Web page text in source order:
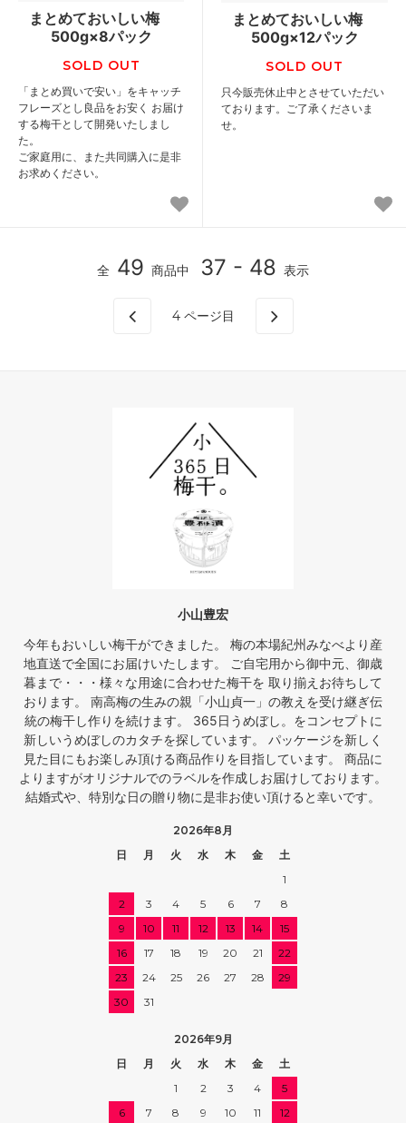
まとめておいしい梅
500g×8パック
SOLD OUT
「まとめ買いで安い」をキャッチ
フレーズとし良品をお安く お届け
する梅干として開発いたしまし
た。
ご家庭用に、また共同購入に是非
お求めください。
まとめておいしい梅
500g×12パック
SOLD OUT
只今販売休止中とさせていただい
ております。ご了承くださいま
せ。
全 49 商品中 37 - 48 表示
4 ページ目
小山豊宏
今年もおいしい梅干ができました。 梅の本場紀州みなべより産
地直送で全国にお届けいたします。 ご自宅用から御中元、御歳
暮まで・・・様々な用途に合わせた梅干を 取り揃えお待ちして
おります。 南高梅の生みの親「小山貞一」の教えを受け継ぎ伝
統の梅干し作りを続けます。 365日うめぼし。をコンセプトに
新しいうめぼしのカタチを探しています。 パッケージを新しく
見た目にもお楽しみ頂ける商品作りを目指しています。 商品に
よりますがオリジナルでのラベルを作成しお届けしております。
結婚式や、特別な日の贈り物に是非お使い頂けると幸いです。
2026年8月
日
月 火 水 木 金
土
1
2
3 4 5 6 7
8
9
10 11 12 13 14
15
16
17 18 19 20 21
22
23
24 25 26 27 28
29
30
31
2026年9月
日
月 火 水 木 金
土
1
2 3 4
5
6
7 8 9 10 11
12